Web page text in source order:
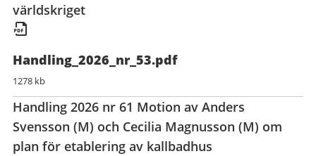
världskriget
Handling_2026_nr_53.pdf
1278 kb
Handling 2026 nr 61 Motion av Anders
Svensson (M) och Cecilia Magnusson (M) om
plan för etablering av kallbadhus